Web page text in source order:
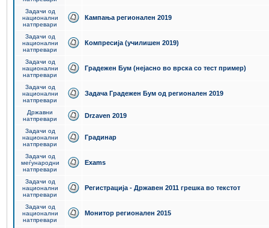
Задачи од
национални
натпревари
Кампања регионален 2019
Задачи од
национални
натпревари
Компресија (училишен 2019)
Задачи од
национални
натпревари
Градежен Бум (нејасно во врска со тест пример)
Задачи од
национални
натпревари
Задача Градежен Бум од регионален 2019
Државни
натпревари
Drzaven 2019
Задачи од
национални
натпревари
Градинар
Задачи од
меѓународни
натпревари
Exams
Задачи од
национални
натпревари
Регистрација - Државен 2011 грешка во текстот
Задачи од
национални
натпревари
Монитор регионален 2015